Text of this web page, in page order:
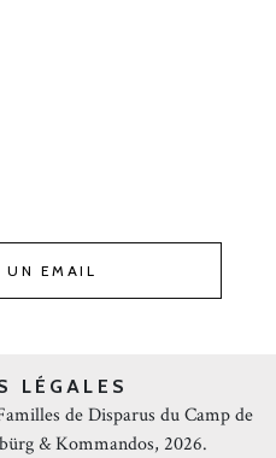
UN EMAIL
LÉGALES
de Disparus du Camp de
& Kommandos, 2026.